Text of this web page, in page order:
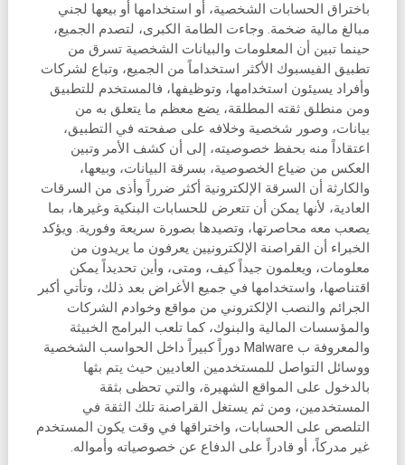
باختراق الحسابات الشخصية، أو استخدامها أو بيعها لجني
مبالغ مالية ضخمة. وجاءت الطامة الكبرى، لتصدم الجميع،
حينما تبين أن المعلومات والبيانات الشخصية تسرق من
تطبيق الفيسبوك الأكثر استخداماً من الجميع، وتباع لشركات
وأفراد يسيئون استخدامها، وتوظيفها، فالمستخدم للتطبيق
ومن منطلق ثقته المطلقة، يضع معظم ما يتعلق به من
بيانات، وصور شخصية وخلافه على صفحته في التطبيق،
اعتقاداً منه بحفظ خصوصيته، إلى أن كشف الأمر وتبين
العكس من ضياع الخصوصية، بسرقة البيانات، وبيعها،
والكارثة أن السرقة الإلكترونية أكثر ضرراً وأذى من السرقات
العادية، لأنها يمكن أن تتعرض للحسابات البنكية وغيرها، بما
يصعب معه محاصرتها، وتصيدها بصورة سريعة وفورية. ويؤكد
الخبراء أن القراصنة الإلكترونيين يعرفون ما يريدون من
معلومات، ويعلمون جيداً كيف، ومتى، وأين تحديداً يمكن
اقتناصها، واستخدامها في جميع الأغراض بعد ذلك، وتأتي أكبر
الجرائم والنصب الإلكتروني من مواقع وخوادم الشركات
والمؤسسات المالية والبنوك، كما تلعب البرامج الخبيثة
والمعروفة ب Malware دوراً كبيراً داخل الحواسب الشخصية
ووسائل التواصل للمستخدمين العاديين حيث يتم بثها
بالدخول على المواقع الشهيرة، والتي تحظى بثقة
المستخدمين، ومن ثم يستغل القراصنة تلك الثقة في
التلصص على الحسابات، واختراقها في وقت يكون المستخدم
غير مدركاً، أو قادراً على الدفاع عن خصوصياته وأمواله.